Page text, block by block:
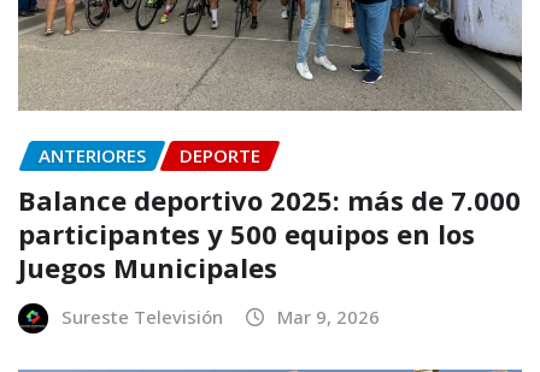
ANTERIORES DEPORTE
Balance deportivo 2025: más de 7.000
participantes y 500 equipos en los
Juegos Municipales
Sureste Televisión Mar 9, 2026